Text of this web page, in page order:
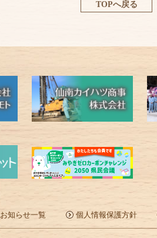
TOPへ戻る
お知らせ一覧 個人情報保護方針